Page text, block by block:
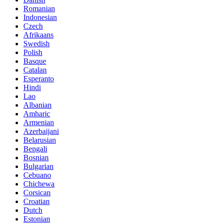
Romanian
Indonesian
Czech
Afrikaans
Swedish
Polish
Basque
Catalan
Esperanto
Hindi
Lao
Albanian
Amharic
Armenian
Azerbaijani
Belarusian
Bengali
Bosnian
Bulgarian
Cebuano
Chichewa
Corsican
Croatian
Dutch
Estonian